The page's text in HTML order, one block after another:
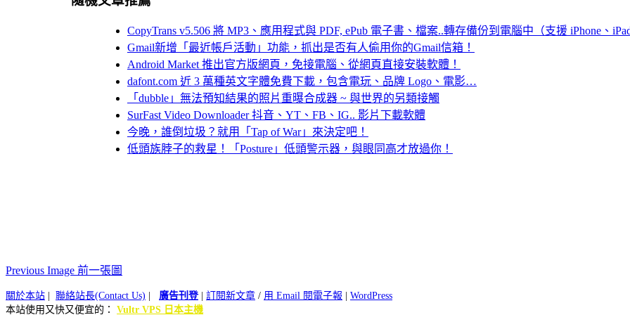
CopyTrans v5.506 將 MP3、應用程式與 PDF, ePub 電子書、檔案..轉存備份到電腦中（支援 iPhone、iPad
Gmail新增「最近帳戶活動」功能，抓出是否有人偷用你的Gmail信箱！
Android Market 推出官方版網頁，免接電腦、從網頁直接安裝軟體！
dafont.com 近 3 萬種英文字體免費下載，包含電玩、品牌 Logo、電影…
「dubble」無法預知結果的照片重曝合成器 ~ 與世界的另類接觸
SurFast Video Downloader 抖音、YT、FB、IG.. 影片下載軟體
今晚，誰倒垃圾？就用「Tap of War」來決定吧！
低頭族脖子的救星！「Posture」低頭警示器，與眼同高才放過你！
Previous Image 前一張圖
關於本站 聯絡站長(Contact Us) 廣告刊登| 訂閱新文章 / 用 Email 閱電子報
WordPress
本站使用又快又便宜的： Vultr VPS 日本主機